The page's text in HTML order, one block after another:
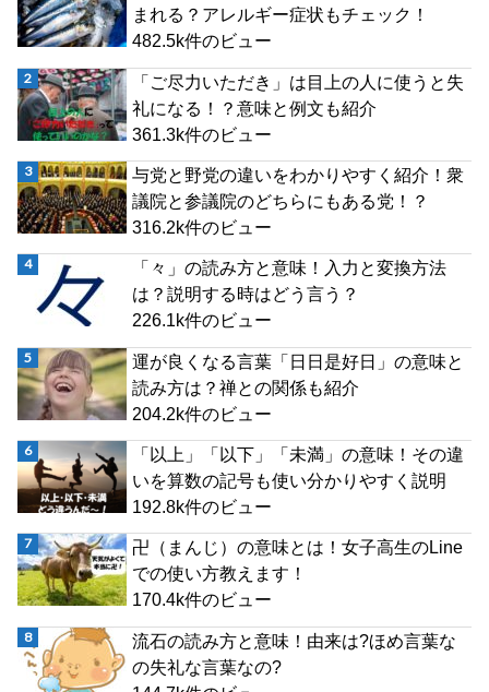
まれる？アレルギー症状もチェック！
482.5k件のビュー
「ご尽力いただき」は目上の人に使うと失
礼になる！？意味と例文も紹介
361.3k件のビュー
与党と野党の違いをわかりやすく紹介！衆
議院と参議院のどちらにもある党！？
316.2k件のビュー
「々」の読み方と意味！入力と変換方法
は？説明する時はどう言う？
226.1k件のビュー
運が良くなる言葉「日日是好日」の意味と
読み方は？禅との関係も紹介
204.2k件のビュー
「以上」「以下」「未満」の意味！その違
いを算数の記号も使い分かりやすく説明
192.8k件のビュー
卍（まんじ）の意味とは！女子高生のLine
での使い方教えます！
170.4k件のビュー
流石の読み方と意味！由来は?ほめ言葉な
の失礼な言葉なの?